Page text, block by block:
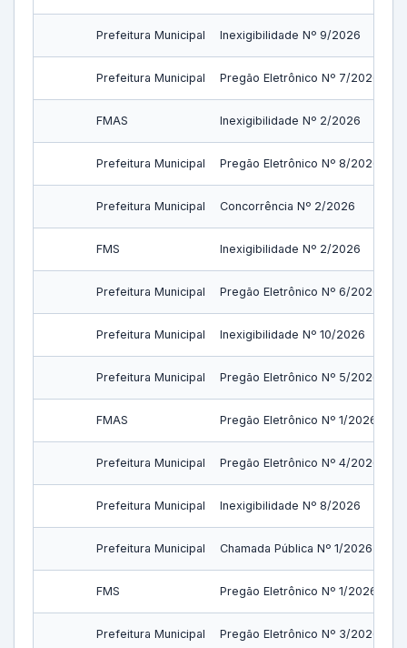
Prefeitura Municipal Inexigibilidade Nº 9/2026
Prefeitura Municipal Pregão Eletrônico Nº 7/2026
FMAS Inexigibilidade Nº 2/2026
Prefeitura Municipal Pregão Eletrônico Nº 8/2026
Prefeitura Municipal Concorrência Nº 2/2026
FMS Inexigibilidade Nº 2/2026
Prefeitura Municipal Pregão Eletrônico Nº 6/2026
Prefeitura Municipal Inexigibilidade Nº 10/2026
Prefeitura Municipal Pregão Eletrônico Nº 5/2026
FMAS Pregão Eletrônico Nº 1/2026
Prefeitura Municipal Pregão Eletrônico Nº 4/2026
Prefeitura Municipal Inexigibilidade Nº 8/2026
Prefeitura Municipal Chamada Pública Nº 1/2026
FMS Pregão Eletrônico Nº 1/2026
Prefeitura Municipal Pregão Eletrônico Nº 3/2026